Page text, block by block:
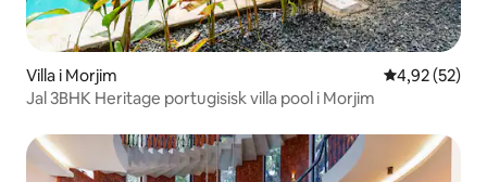
Villa i Morjim 4,92 av 5 i
4,92 (52)
Jal 3BHK Heritage portugisisk villa pool i Morjim